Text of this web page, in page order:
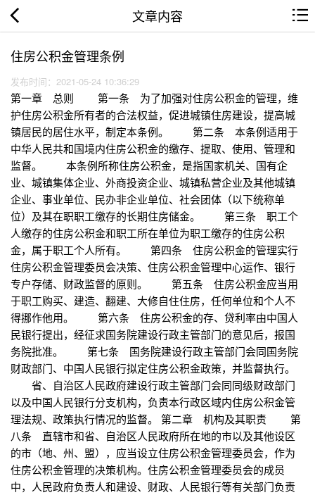
文章内容
住房公积金管理条例
发布时间：2021-05-24 10:36:29
第一章 总则 第一条 为了加强对住房公积金的管理，维
护住房公积金所有者的合法权益，促进城镇住房建设，提高城
镇居民的居住水平，制定本条例。 第二条 本条例适用于
中华人民共和国境内住房公积金的缴存、提取、使用、管理和
监督。 本条例所称住房公积金，是指国家机关、国有企
业、城镇集体企业、外商投资企业、城镇私营企业及其他城镇
企业、事业单位、民办非企业单位、社会团体（以下统称单
位）及其在职职工缴存的长期住房储金。 第三条 职工个
人缴存的住房公积金和职工所在单位为职工缴存的住房公积
金，属于职工个人所有。 第四条 住房公积金的管理实行
住房公积金管理委员会决策、住房公积金管理中心运作、银行
专户存储、财政监督的原则。 第五条 住房公积金应当用
于职工购买、建造、翻建、大修自住住房，任何单位和个人不
得挪作他用。 第六条 住房公积金的存、贷利率由中国人
民银行提出，经征求国务院建设行政主管部门的意见后，报国
务院批准。 第七条 国务院建设行政主管部门会同国务院
财政部门、中国人民银行拟定住房公积金政策，并监督执行。
省、自治区人民政府建设行政主管部门会同同级财政部门
以及中国人民银行分支机构，负责本行政区域内住房公积金管
理法规、政策执行情况的监督。 第二章 机构及其职责 第
八条 直辖市和省、自治区人民政府所在地的市以及其他设区
的市（地、州、盟），应当设立住房公积金管理委员会，作为
住房公积金管理的决策机构。住房公积金管理委员会的成员
中，人民政府负责人和建设、财政、人民银行等有关部门负责